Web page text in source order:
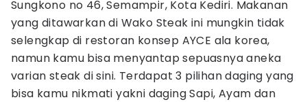
Sungkono no 46, Semampir, Kota Kediri. Makanan
yang ditawarkan di Wako Steak ini mungkin tidak
selengkap di restoran konsep AYCE ala korea,
namun kamu bisa menyantap sepuasnya aneka
varian steak di sini. Terdapat 3 pilihan daging yang
bisa kamu nikmati yakni daging Sapi, Ayam dan